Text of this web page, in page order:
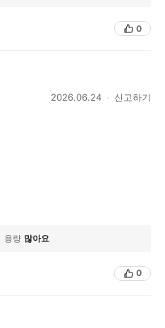
0
2026.06.24 신고하기
용량 많아요
0